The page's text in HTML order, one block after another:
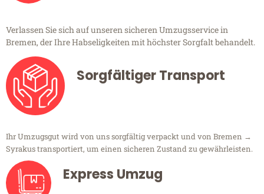
Verlassen Sie sich auf unseren sicheren Umzugsservice in
Bremen, der Ihre Habseligkeiten mit höchster Sorgfalt behandelt.
Sorgfältiger Transport
Ihr Umzugsgut wird von uns sorgfältig verpackt und von Bremen →
Syrakus transportiert, um einen sicheren Zustand zu gewährleisten.
Express Umzug